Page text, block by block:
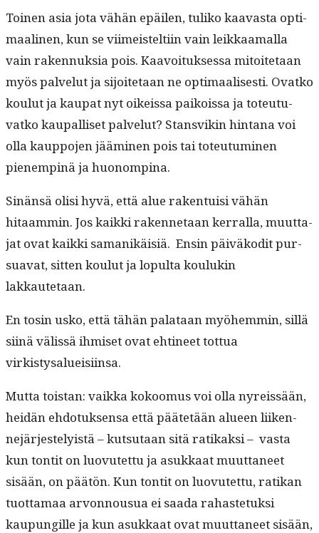
Toinen asia jota vähän epäilen, tuliko kaavas­ta opti­
maa­li­nen, kun se viimeis­telti­in vain leikkaa­mal­la
vain raken­nuk­sia pois. Kaavoituk­ses­sa mitoite­taan
myös palve­lut ja sijoite­taan ne opti­maalis­es­ti. Ovatko
koulut ja kau­pat nyt oikeis­sa paikois­sa ja toteu­tu­
vatko kau­pal­liset palve­lut? Stans­vikin hin­tana voi
olla kaup­po­jen jäämi­nen pois tai toteu­tu­mi­nen
pienemp­inä ja huonompina.
Sinän­sä olisi hyvä, että alue rak­en­tu­isi vähän
hitaam­min. Jos kaik­ki raken­netaan ker­ral­la, muut­ta­
jat ovat kaik­ki samanikäisiä. Ensin päiväkodit pur­
sua­vat, sit­ten koulut ja lop­ul­ta koulukin
lakkautetaan.
En tosin usko, että tähän palataan myöhem­min, sil­lä
siinä välis­sä ihmiset ovat ehti­neet tot­tua
virkistysalueisiinsa.
Mut­ta tois­tan: vaik­ka kokoomus voi olla nyreis­sään,
hei­dän ehdo­tuk­sen­sa että päätetään alueen liiken­
nejär­jeste­ly­istä – kut­su­taan sitä ratikak­si – vas­ta
kun ton­tit on luovutet­tu ja asukkaat muut­ta­neet
sisään, on päätön. Kun ton­tit on luovutet­tu, ratikan
tuot­ta­maa arvon­nousua ei saa­da rahaste­tuk­si
kaupungille ja kun asukkaat ovat muut­ta­neet sisään,